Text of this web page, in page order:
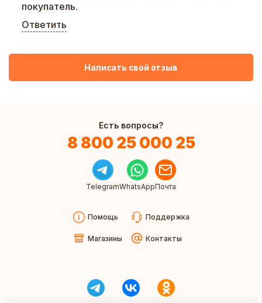
покупатель.
Ответить
Написать свой отзыв
Есть вопросы?
8 800 25 000 25
TelegramWhatsAppПочта
Помощь Поддержка
Магазины Контакты